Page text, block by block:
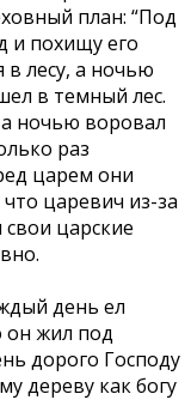
план: “Под
и похищу его
в лесу, а ночью
в темный лес.
ночью воровал
раз
царем они
царевич из-за
царские
день ел
он жил под
дорого Господу
дереву как богу